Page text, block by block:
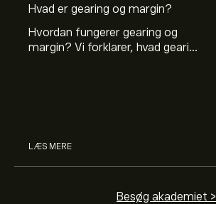
Hvad er gearing og margin?
Hvordan fungerer gearing og
margin? Vi forklarer, hvad gearing
LÆS MERE
Besøg akademiet >